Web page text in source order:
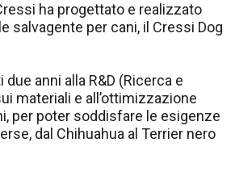
ha progettato e realizzato
salvagente per cani, il Cressi Dog
anni alla R&D (Ricerca e
materiali e all’ottimizzazione
per poter soddisfare le esigenze
dal Chihuahua al Terrier nero